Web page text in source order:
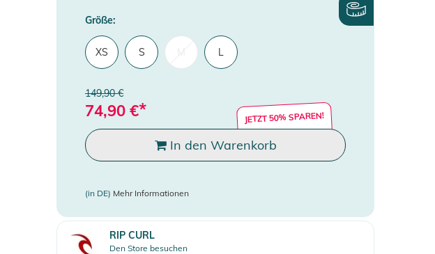
Größe:
XS S L
149,90 €
74,90 €* JETZT 50% SPAREN!
In den Warenkorb
(in DE) Mehr Informationen
RIP CURL
Den Store besuchen